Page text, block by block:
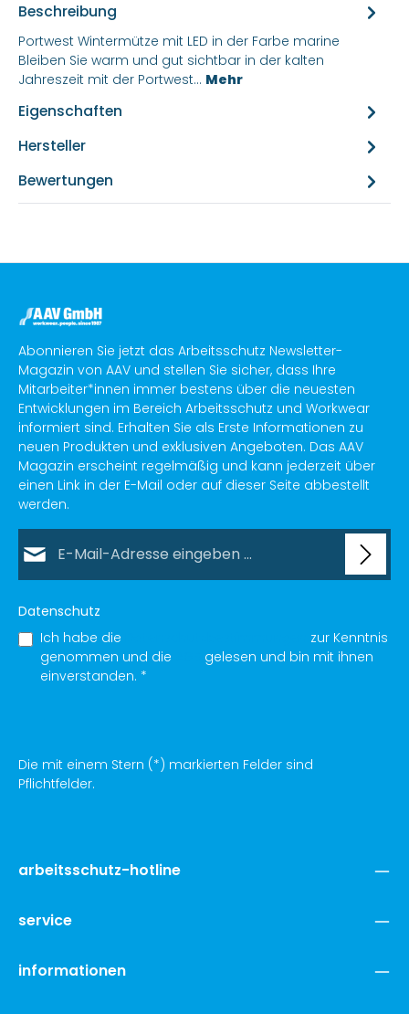
Beschreibung
Portwest Wintermütze mit LED in der Farbe marine
Bleiben Sie warm und gut sichtbar in der kalten
Jahreszeit mit der Portwest… Mehr
Eigenschaften
Hersteller
Bewertungen
Abonnieren Sie jetzt das Arbeitsschutz Newsletter-
Magazin von AAV und stellen Sie sicher, dass Ihre
Mitarbeiter*innen immer bestens über die neuesten
Entwicklungen im Bereich Arbeitsschutz und Workwear
informiert sind. Erhalten Sie als Erste Informationen zu
neuen Produkten und exklusiven Angeboten. Das AAV
Magazin erscheint regelmäßig und kann jederzeit über
einen Link in der E-Mail oder auf dieser Seite abbestellt
werden.
Datenschutz
Ich habe die
zur Kenntnis
genommen und die
gelesen und bin mit ihnen
einverstanden. *
Die mit einem Stern (*) markierten Felder sind
Pflichtfelder.
arbeitsschutz-hotline
service
informationen